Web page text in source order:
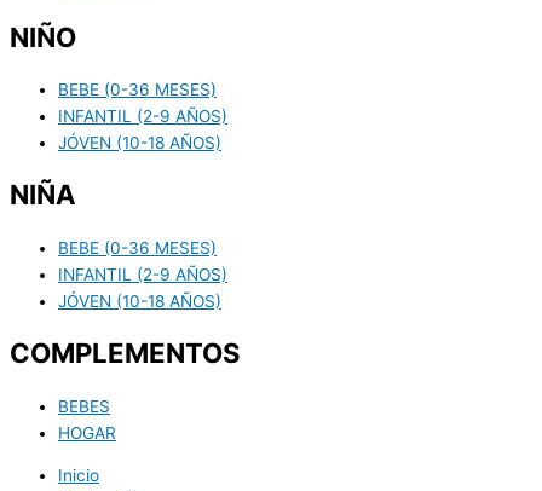
NIÑO
BEBE (0-36 MESES)
INFANTIL (2-9 AÑOS)
JÓVEN (10-18 AÑOS)
NIÑA
BEBE (0-36 MESES)
INFANTIL (2-9 AÑOS)
JÓVEN (10-18 AÑOS)
COMPLEMENTOS
BEBES
HOGAR
Inicio